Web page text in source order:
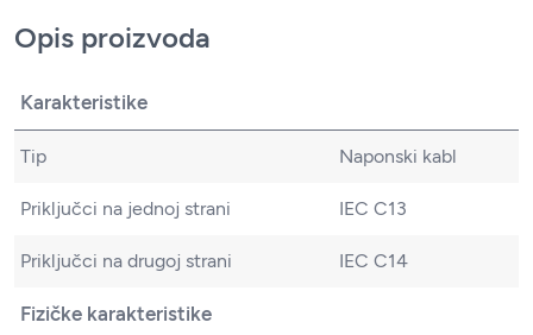
Opis proizvoda
Karakteristike
Tip Naponski kabl
Priključci na jednoj strani IEC C13
Priključci na drugoj strani IEC C14
Fizičke karakteristike